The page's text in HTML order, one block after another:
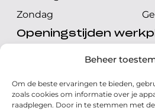
Beheer
Om de beste ervaringen te bieden,
zoals cookies om informatie over je
raadplegen. Door in te stemmen met
Zondag
Openingstijden
Maandag t/m vrijdag
Zondag